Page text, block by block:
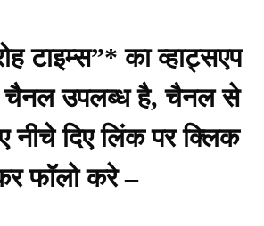
टाइम्स”* का व्हाट्सएप
चैनल उपलब्ध है, चैनल से
दिए लिंक पर क्लिक
फॉलो करे –